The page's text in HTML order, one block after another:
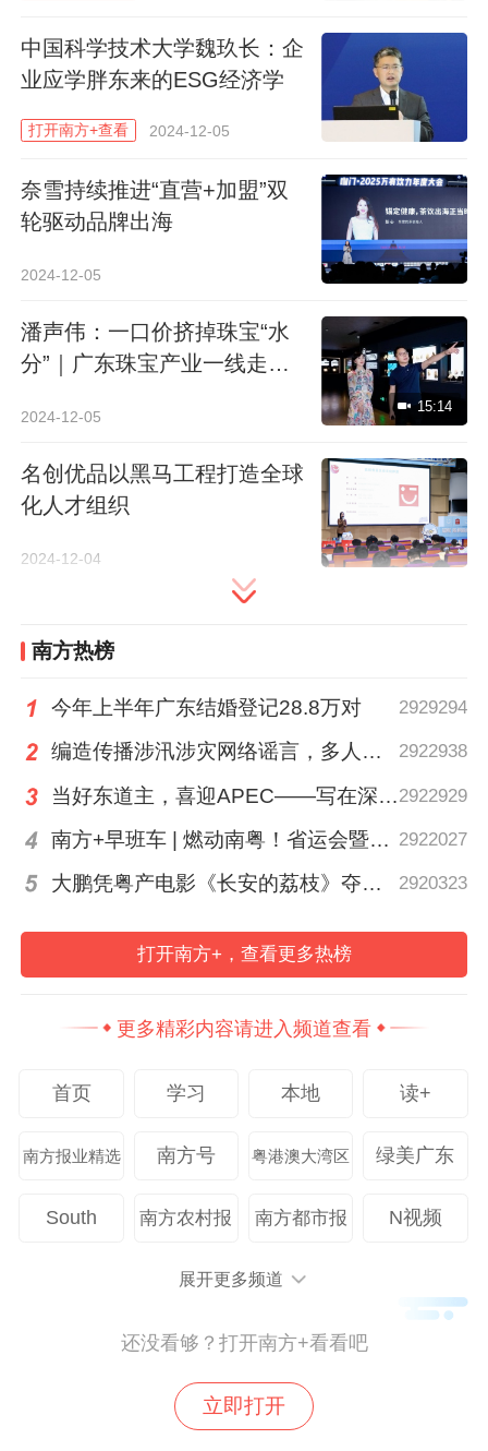
萍
南方日报、南方+客户端原创，未经授权不得
编辑 邵玉梅
姚翀
人文关怀，理性批判，姚sir邀你叹
联系TA
488
中国科学技术大学魏玖长：企
业应学胖东来的ESG经济学
打开南方+查看 2024-12-05
奈雪持续推进“直营+加盟”双
轮驱动品牌出海
2024-12-05
潘声伟：一口价挤掉珠宝“水
分”｜广东珠宝产业一线走访
15:14
2024-12-05
名创优品以黑马工程打造全球
化人才组织
2024-12-04
南方热榜
今年上半年广东结婚登记28.8万对 2929294
编造传播涉汛涉灾网络谣言，多人被依法处罚 2922938
当好东道主，喜迎APEC——写在深圳APEC会议倒计时100天之际2922929
南方+早班车 | 燃动南粤！省运会暨省残运会在茂名开幕 2922027
大鹏凭粤产电影《长安的荔枝》夺得第38届百花奖最佳导演 2920323
打开南方+，查看更多热榜
更多精彩内容请进入频道查看
首页 学习 本地 读+
南方报业精选 南方号 粤港澳大湾区 绿美广东
South 南方农村报 南方都市报 N视频
展开更多频道
还没看够？打开南方+看看吧
立即打开